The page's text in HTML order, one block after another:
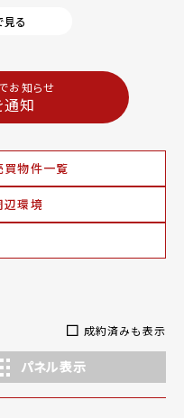
見る
お知らせ
知
買物件一覧
辺環境
成約済みも表示
パネル表示